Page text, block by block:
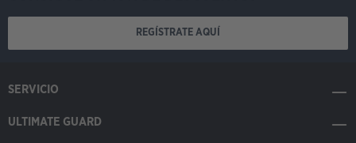
REGÍSTRATE AQUÍ
SERVICIO
ULTIMATE GUARD